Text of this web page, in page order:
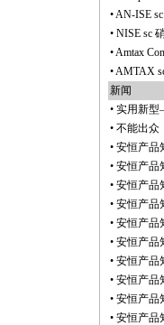
•AN-ISE
• NISE sc
•Amtax
•AMTAX
新闻
• 实用新
• 不能出众
• 安恒产品
• 安恒产品
• 安恒产品
• 安恒产品
• 安恒产品
• 安恒产品
• 安恒产品
• 安恒产品
• 安恒产品
• 安恒产品